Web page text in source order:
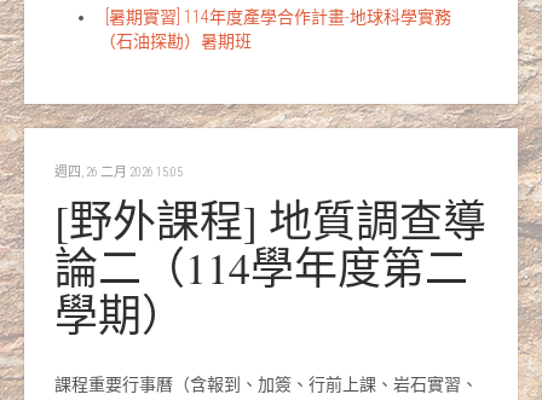
[暑期實習] 114年度產學合作計畫-地球科學實務
（石油探勘）暑期班
週四, 26 二月 2026 15:05
[野外課程] 地質調查導
論二（114學年度第二
學期）
課程重要行事曆（含報到、加簽、行前上課、岩石實習、